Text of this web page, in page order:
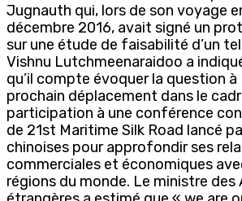
Jugnauth qui, lors de son voyage
décembre 2016, avait signé un
sur une étude de faisabilité d’un
Vishnu Lutchmeenaraidoo a
qu’il compte évoquer la question à
prochain déplacement dans le
participation à une conférence
de 21st Maritime Silk Road lancé
chinoises pour approfondir ses
commerciales et économiques
régions du monde. Le ministre des